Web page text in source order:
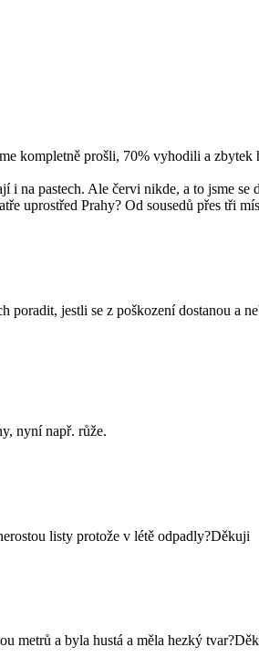
kompletně prošli, 70% vyhodili a
na pastech. Ale červi nikde, a to jsme
uprostřed Prahy? Od sousedů přes tři
poradit, jestli se z poškození dostanou a
nyní např. růže.
listy protože v létě odpadly?Děkuji
metrů a byla hustá a měla hezký